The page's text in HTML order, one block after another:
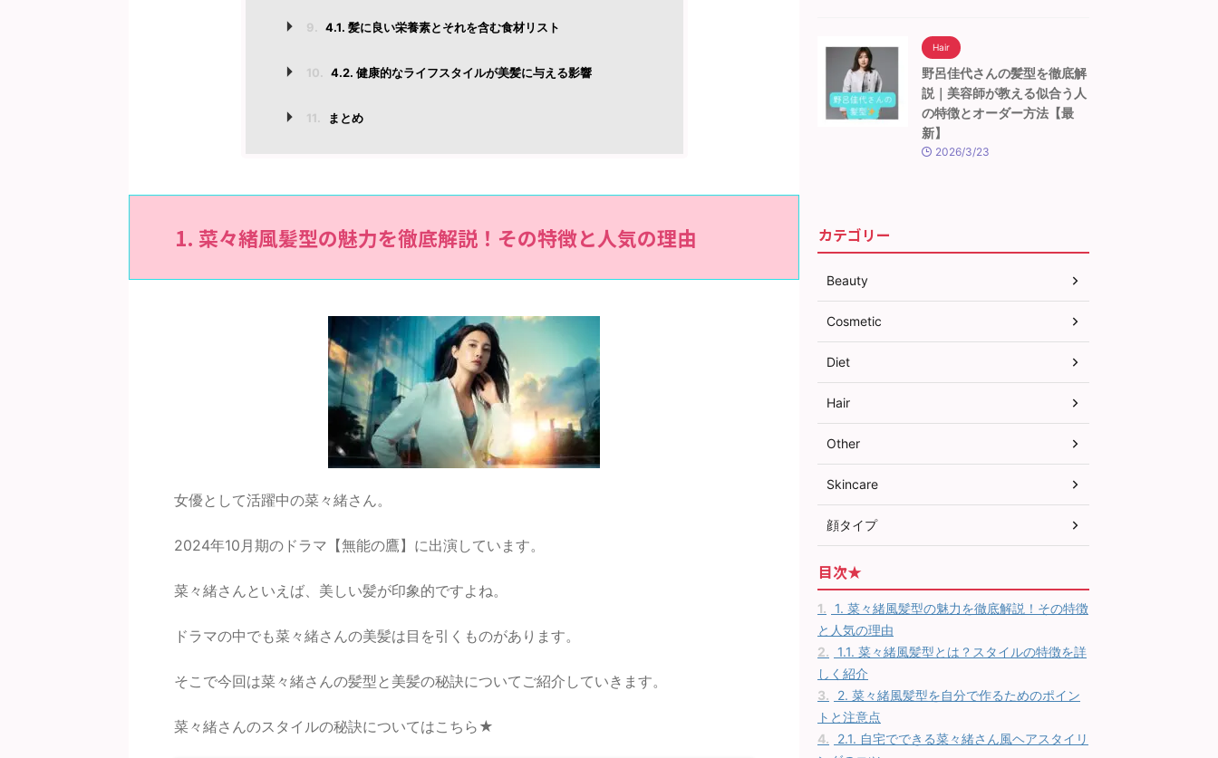
9. 4.1. 髪に良い栄養素とそれを含む食材リスト
10. 4.2. 健康的なライフスタイルが美髪に与える影響
11. まとめ
1. 菜々緒風髪型の魅力を徹底解説！その特徴と人気の理由
女優として活躍中の菜々緒さん。
2024年10月期のドラマ【無能の鷹】に出演しています。
菜々緒さんといえば、美しい髪が印象的ですよね。
ドラマの中でも菜々緒さんの美髪は目を引くものがあります。
そこで今回は菜々緒さんの髪型と美髪の秘訣についてご紹介していきます。
菜々緒さんのスタイルの秘訣についてはこちら★
Hair
野呂佳代さんの髪型を徹底解
説｜美容師が教える似合う人
の特徴とオーダー方法【最
新】
2026/3/23
カテゴリー
Beauty
Cosmetic
Diet
Hair
Other
Skincare
顔タイプ
目次★
1.
1. 菜々緒風髪型の魅力を徹底解説！その特徴
と人気の理由
2.
1.1. 菜々緒風髪型とは？スタイルの特徴を詳
しく紹介
3.
2. 菜々緒風髪型を自分で作るためのポイン
トと注意点
4.
2.1. 自宅でできる菜々緒さん風ヘアスタイリ